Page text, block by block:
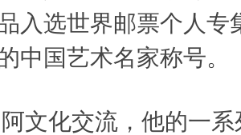
入选世界邮票个人专
中国艺术名家称号。
文化交流，他的一